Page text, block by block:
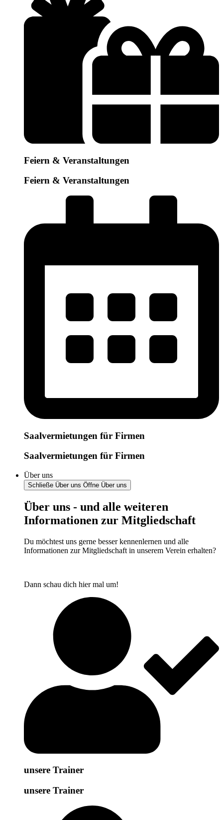
Feiern & Veranstaltungen
Feiern & Veranstaltungen
Saalvermietungen für Firmen
Saalvermietungen für Firmen
Über uns
Schließe Über uns Öffne Über uns
Über uns - und alle weiteren
Informationen zur Mitgliedschaft
Du möchtest uns gerne besser kennenlernen und alle
Informationen zur Mitgliedschaft in unserem Verein erhalten?
Dann schau dich hier mal um!
unsere Trainer
unsere Trainer